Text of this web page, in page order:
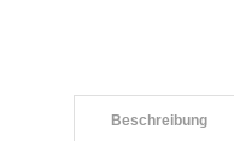
Beschreibung